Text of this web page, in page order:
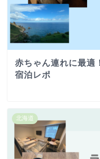
赤ちゃん連れに最適
宿泊レポ
北海道